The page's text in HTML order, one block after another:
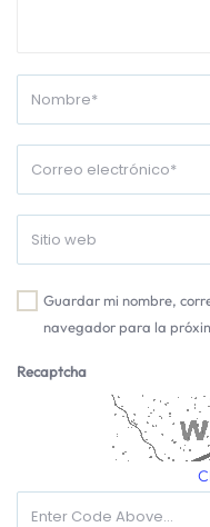
Guardar mi nombre,
navegador para la
Recaptcha